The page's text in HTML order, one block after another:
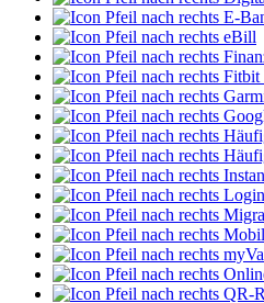
E-
eBill
Fitbit
QR-